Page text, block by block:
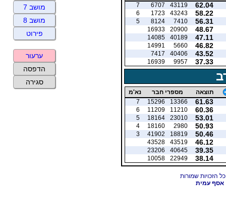
62.04
43119
6707
7
58.22
43243
1723
6
56.31
7410
8124
5
48.67
20900
16933
47.11
40189
14085
46.82
5660
14991
43.52
40406
7417
37.33
9957
16939
תוצאה מספרי חבר נא'מ
61.63
13366
15296
7
60.36
11210
11209
6
53.01
23010
18164
5
50.93
2980
18160
4
50.46
18819
41902
3
46.12
43519
43528
39.35
40645
23206
38.14
22949
10058
אסף עמית
מושב 7
מושב 8
פירוט
ערעור
הדפסה
סגירה